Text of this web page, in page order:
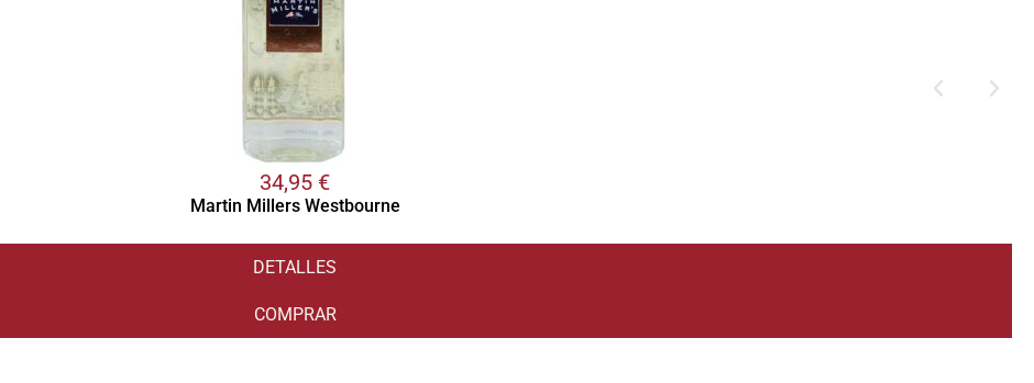
34,95 €
Martin Millers Westbourne
DETALLES
COMPRAR